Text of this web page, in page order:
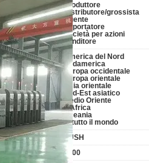
Produttore
Distributore/grossista
Agente
Esportatore
Società per azioni
Venditore
Marcket :
America del Nord
Sudamerica
Europa occidentale
Europa orientale
Asia orientale
Sud-Est asiatico
Medio Oriente
L'Africa
Oceania
In tutto il mondo
:
YUSH
di dipendenti :
>100